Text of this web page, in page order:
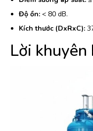
Độ ồn: < 80 dB.
Kích thước (DxRxC):
Lời khuyên